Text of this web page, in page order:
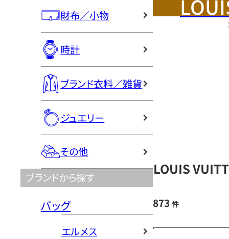
財布／小物
時計
ブランド衣料／雑貨
ジュエリー
その他
ブランドから探す
バッグ
エルメス
LOUIS
873 件